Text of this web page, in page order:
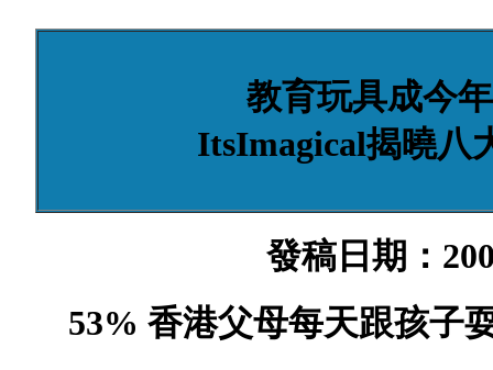
教育玩具成今
ItsImagical揭曉八
發稿日期：
53% 香港父母每天跟孩子